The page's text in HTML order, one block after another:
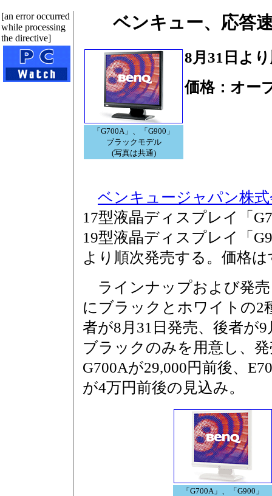
[an error occurred
while processing
the directive]
ベンキュー、応答
「G700A」、「G900」
ブラックモデル
(写真は共通)
8月31日よ
価格：オー
ベンキュージャパン株
17型液晶ディスプレイ「
19型液晶ディスプレイ「
より順次発売する。価格
ラインナップおよび発売
にブラックとホワイトの2
者が8月31日発売、後者が
ブラックのみを用意し、
G700Aが29,000円前後、
が4万円前後の見込み。
「G700A」、「G900」